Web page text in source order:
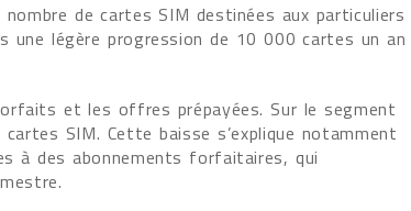
de cartes SIM destinées aux particuliers
légère progression de 10 000 cartes un an
et les offres prépayées. Sur le segment
SIM. Cette baisse s’explique notamment
à des abonnements forfaitaires, qui